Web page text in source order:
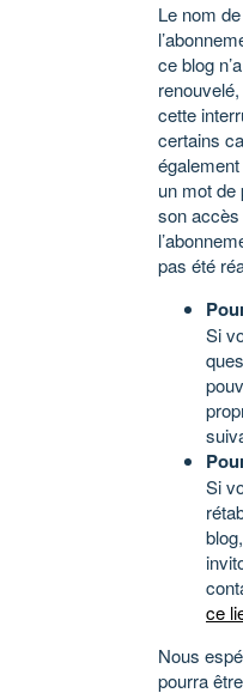
Le nom
ce blog
cette
certains
un mot de
son
pas été
Si
Si
ce
Nous
pourra